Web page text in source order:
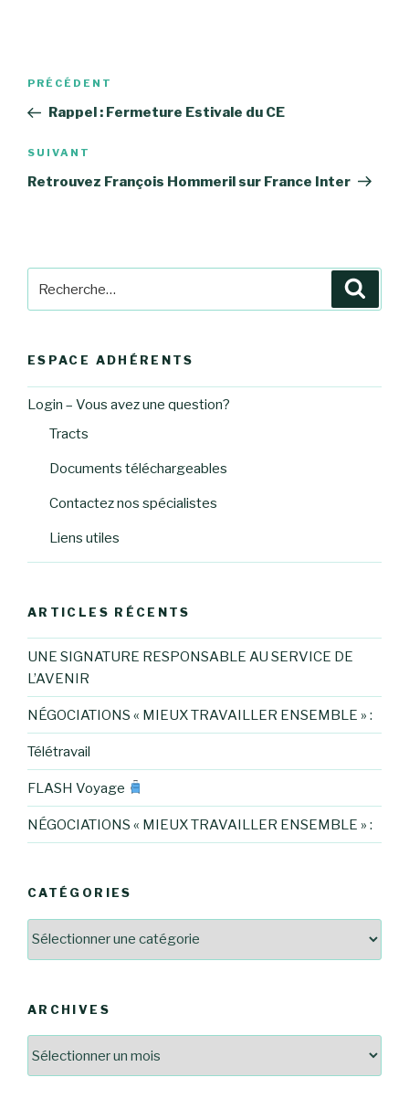
Navigation
l’article
Article
précédent
PRÉCÉDENT
Rappel : Fermeture Estivale du CE
Article
suivant
SUIVANT
Retrouvez François Hommeril sur France Inter
pour
ESPACE ADHÉRENTS
Login – Vous avez une question?
Tracts
Documents téléchargeables
Contactez nos spécialistes
Liens utiles
ARTICLES RÉCENTS
UNE SIGNATURE RESPONSABLE AU SERVICE DE
L’AVENIR
NÉGOCIATIONS « MIEUX TRAVAILLER ENSEMBLE » :
Télétravail
FLASH Voyage
NÉGOCIATIONS « MIEUX TRAVAILLER ENSEMBLE » :
CATÉGORIES
ARCHIVES